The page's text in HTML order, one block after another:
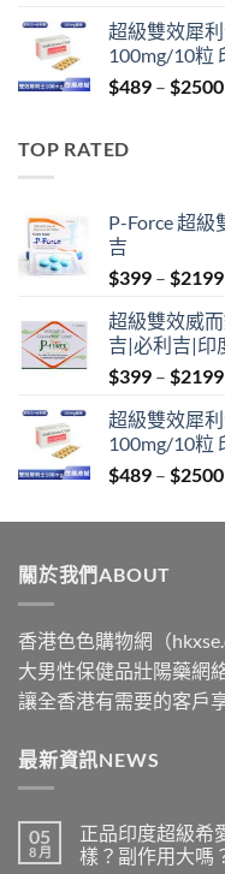
超級雙效犀利
100mg/10粒
$489 – $2500
TOP RATED
P-Force 超級
吉
$399 – $2199
超級雙效威
吉|必利吉|印
$399 – $2199
超級雙效犀利
100mg/10粒
$489 – $2500
關於我們ABOUT
香港色色購物網（
大男性保健品壯陽藥網
讓全香港有需要的客戶
最新資訊NEWS
05
8 月
正品印度超級希
樣？副作用大嗎